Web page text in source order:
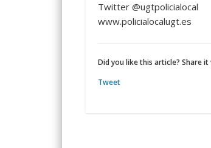
Twitter @ugtpolicialocal
www.policialocalugt.es
Did you like this article? Share
Tweet